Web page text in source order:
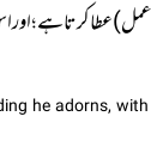
عطا کرتا ہے؛ اور اس
he adorns,